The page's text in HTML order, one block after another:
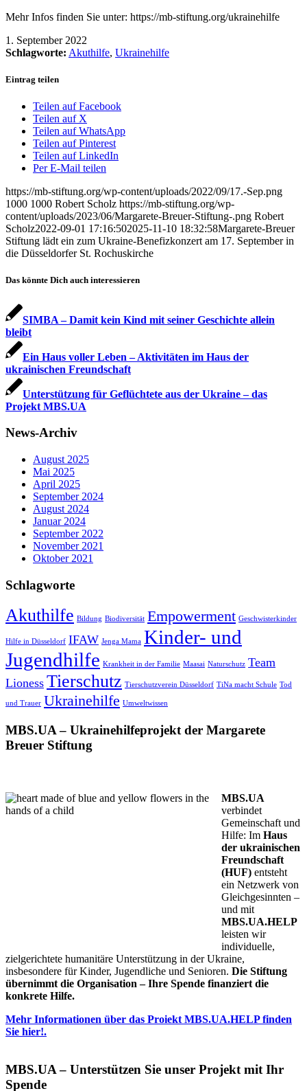
Mehr Infos finden Sie unter: https://mb-stiftung.org/ukrainehilfe
1. September 2022
Schlagworte: Akuthilfe, Ukrainehilfe
Eintrag teilen
Teilen auf Facebook
Teilen auf X
Teilen auf WhatsApp
Teilen auf Pinterest
Teilen auf LinkedIn
Per E-Mail teilen
https://mb-stiftung.org/wp-content/uploads/2022/09/17.-Sep.png
1000 1000 Robert Scholz https://mb-stiftung.org/wp-
content/uploads/2023/06/Margarete-Breuer-Stiftung-.png Robert
Scholz2022-09-01 17:16:502025-11-10 18:32:58Margarete-Breuer
Stiftung lädt ein zum Ukraine-Benefizkonzert am 17. September in
die Düsseldorfer St. Rochuskirche
Das könnte Dich auch interessieren
SIMBA – Damit kein Kind mit seiner Geschichte allein
bleibt
Ein Haus voller Leben – Aktivitäten im Haus der
ukrainischen Freundschaft
Unterstützung für Geflüchtete aus der Ukraine – das
Projekt MBS.UA
News-Archiv
August 2025
Mai 2025
April 2025
September 2024
August 2024
Januar 2024
September 2022
November 2021
Oktober 2021
Schlagworte
Akuthilfe Bildung Biodiversität Empowerment Geschwisterkinder
Hilfe in Düsseldorf IFAW Jenga Mama Kinder- und
Jugendhilfe Krankheit in der Familie Maasai Naturschutz Team
Lioness Tierschutz Tierschutzverein Düsseldorf TiNa macht Schule Tod
und Trauer Ukrainehilfe Umweltwissen
MBS.UA – Ukrainehilfeprojekt der Margarete
Breuer Stiftung
MBS.UA
verbindet
Gemeinschaft und
Hilfe: Im Haus
der ukrainischen
Freundschaft
(HUF) entsteht
ein Netzwerk von
Gleichgesinnten –
und mit
MBS.UA.HELP
leisten wir
individuelle,
zielgerichtete humanitäre Unterstützung in der Ukraine,
insbesondere für Kinder, Jugendliche und Senioren. Die Stiftung
übernimmt die Organisation – Ihre Spende finanziert die
konkrete Hilfe.
Mehr Informationen über das Proiekt MBS.UA.HELP finden
Sie hier!.
MBS.UA – Unterstützen Sie unser Projekt mit Ihr
Spende